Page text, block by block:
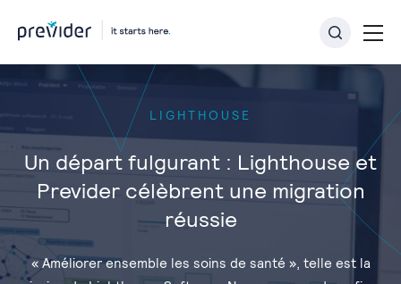
LIGHTHOUSE
Un départ fulgurant : Lighthouse et
Previder célèbrent une migration
réussie
« Améliorer ensemble les soins de santé », telle est la